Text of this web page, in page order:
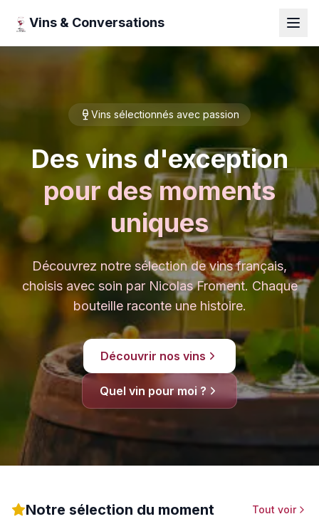
Vins & Conversations
Vins sélectionnés avec passion
Des vins d'exception
pour des moments
uniques
Découvrez notre sélection de vins français,
choisis avec soin par Nicolas Froment. Chaque
bouteille raconte une histoire.
Découvrir nos vins
Quel vin pour moi ?
Notre sélection du moment Tout voir